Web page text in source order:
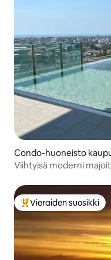
Condo-huoneisto
Sub-district
Viihtyisä moderni
Vieraiden suosikkien
Vieraiden suosikki